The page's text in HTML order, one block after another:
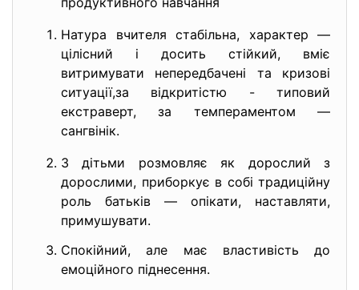
Натура вчителя стабільна, характер —
цілісний і досить стійкий, вміє
витримувати непередбачені та кризові
ситуації,за відкритістю - типовий
екстраверт, за темпераментом —
сангвінік.
З дітьми розмовляє як дорослий з
дорослими, приборкує в собі традиційну
роль батьків — опікати, наставляти,
примушувати.
Спокійний, але має властивість до
емоційного піднесення.